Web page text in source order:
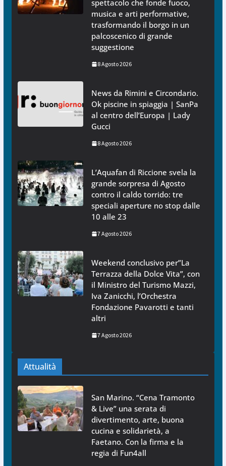
spettacolo che fonde fuoco,
musica e arti performative,
trasformando il borgo in un
palcoscenico di grande
suggestione
8 Agosto 2026
News da Rimini e Circondario.
Ok piscine in spiaggia | SanPa
al centro dell’Europa | Lady
Gucci
8 Agosto 2026
L’Aquafan di Riccione svela la
grande sorpresa di Agosto
contro il caldo torrido: tre
speciali aperture no stop dalle
10 alle 23
7 Agosto 2026
Weekend conclusivo per”La
Terrazza della Dolce Vita”, con
il Ministro del Turismo Mazzi,
Iva Zanicchi, l’Orchestra
Fondazione Pavarotti e tanti
altri
7 Agosto 2026
Attualità
San Marino. “Cena Tramonto
& Live” una serata di
divertimento, arte, buona
cucina e solidarietà, a
Faetano. Con la firma e la
regia di Fun4all